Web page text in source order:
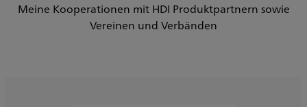
Meine Kooperationen mit HDI Produktpartnern sowie
Vereinen und Verbänden